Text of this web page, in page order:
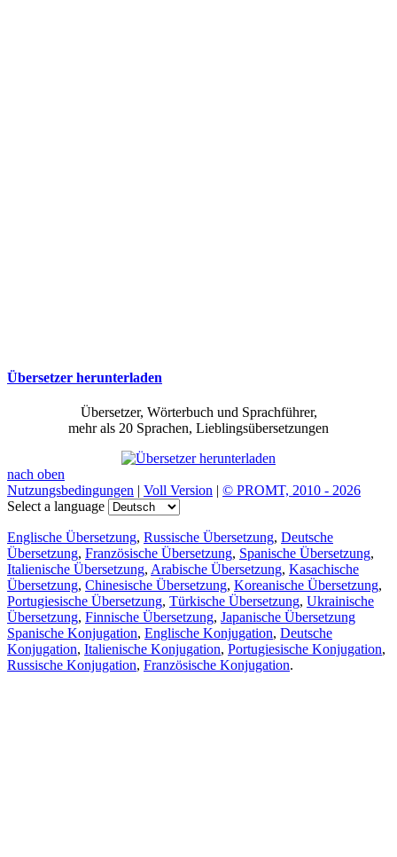
Übersetzer herunterladen
Übersetzer, Wörterbuch und Sprachführer,
mehr als 20 Sprachen, Lieblingsübersetzungen
nach oben
Nutzungsbedingungen | Voll Version | © PROMT, 2010 - 2026
Select a language
Englische Übersetzung, Russische Übersetzung, Deutsche
Übersetzung, Französische Übersetzung, Spanische Übersetzung,
Italienische Übersetzung, Arabische Übersetzung, Kasachische
Übersetzung, Chinesische Übersetzung, Koreanische Übersetzung,
Portugiesische Übersetzung, Türkische Übersetzung, Ukrainische
Übersetzung, Finnische Übersetzung, Japanische Übersetzung
Spanische Konjugation, Englische Konjugation, Deutsche
Konjugation, Italienische Konjugation, Portugiesische Konjugation,
Russische Konjugation, Französische Konjugation.